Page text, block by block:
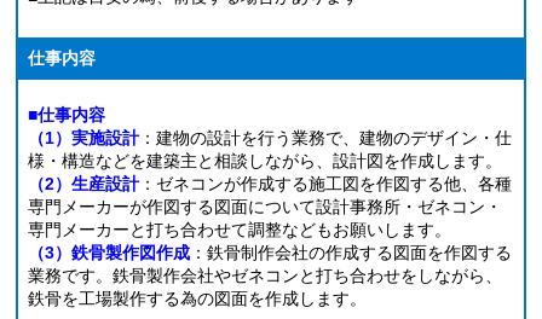
仕事内容
■仕事内容
（1）実施設計：建物の設計を行う業務で、建物のデザイン・仕
様・構造などを建築主と相談しながら、設計図を作成します。
（2）生産設計：ゼネコンが作成する施工図を作図する他、各種
専門メーカーが作図する図面について設計事務所・ゼネコン・
専門メーカーと打ち合わせて調整などもお願いします。
（3）鉄骨製作図作成 ：鉄骨制作会社の作成する図面を作図する
業務です。鉄骨製作会社やゼネコンと打ち合わせをしながら、
鉄骨を工場製作する為の図面を作成します。